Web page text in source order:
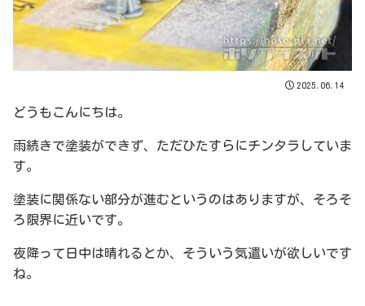
2025.06.14
どうもこんにちは。
雨続きで塗装ができず、ただひたすらにチンタラしていま
す。
塗装に関係ない部分が進むというのはありますが、そろそ
ろ限界に近いです。
夜降って日中は晴れるとか、そういう気遣いが欲しいです
ね。